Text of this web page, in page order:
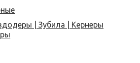
| Зубила | Кернеры